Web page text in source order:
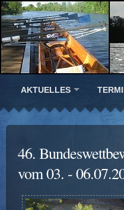
AKTUELLES
46.
vom 03. -